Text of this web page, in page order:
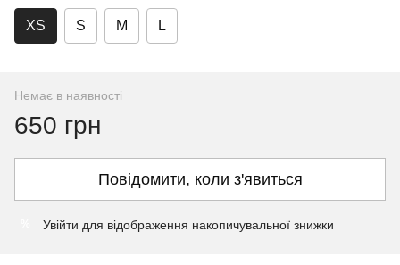
XS S M L
Немає в наявності
650 грн
Повідомити, коли з'явиться
Увійти для відображення накопичувальної знижки